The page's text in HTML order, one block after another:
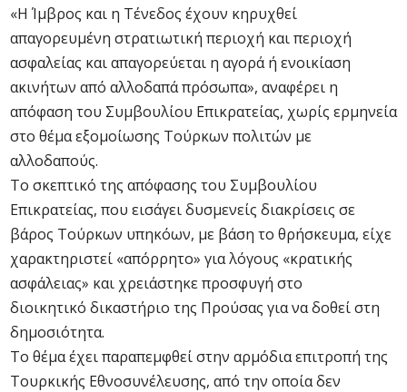
«Η Ίμβρος και η Τένεδος έχουν κηρυχθεί
απαγορευμένη στρατιωτική περιοχή και περιοχή
ασφαλείας και απαγορεύεται η αγορά ή ενοικίαση
ακινήτων από αλλοδαπά πρόσωπα», αναφέρει η
απόφαση του Συμβουλίου Επικρατείας, χωρίς ερμηνεία
στο θέμα εξομοίωσης Τούρκων πολιτών με
αλλοδαπούς.
Το σκεπτικό της απόφασης του Συμβουλίου
Επικρατείας, που εισάγει δυσμενείς διακρίσεις σε
βάρος Τούρκων υπηκόων, με βάση το θρήσκευμα, είχε
χαρακτηριστεί «απόρρητο» για λόγους «κρατικής
ασφάλειας» και χρειάστηκε προσφυγή στο
διοικητικό δικαστήριο της Προύσας για να δοθεί στη
δημοσιότητα.
Το θέμα έχει παραπεμφθεί στην αρμόδια επιτροπή της
Τουρκικής Εθνοσυνέλευσης, από την οποία δεν